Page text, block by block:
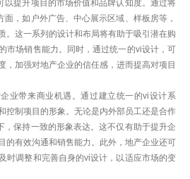
以提升项目的市场价值和品牌认知度。通过将
，如户外广告、中心展示区域、样板房等，
。这一系列的设计和布局将有助于吸引潜在购
市场销售能力。同时，通过统一的vi设计，可
，加强对地产企业的信任感，进而提高对项目
业带来商业机遇。通过建立统一的vi设计系
控制项目的形象。无论是内外部员工还是合作
，保持一致的形象表达。这不仅有助于提升企
的有效沟通和销售能力。此外，地产企业还可
时调整和完善自身的vi设计，以适应市场的变